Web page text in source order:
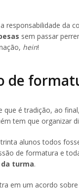
responsabilidade da
sem passar
hein!
de
é tradição, ao
tem que organizar
alunos todos
de formatura e
turma.
em um acordo